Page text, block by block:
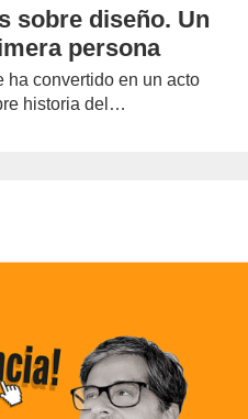
sobre diseño. Un
persona
ha convertido en un acto
historia del…